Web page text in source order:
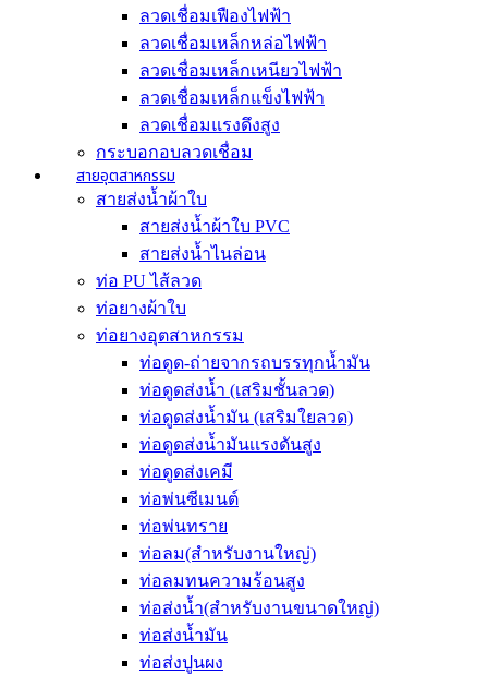
ลวดเชื่อมเฟืองไฟฟ้า
ลวดเชื่อมเหล็กหล่อไฟฟ้า
ลวดเชื่อมเหล็กเหนียวไฟฟ้า
ลวดเชื่อมเหล็กแข็งไฟฟ้า
ลวดเชื่อมแรงดึงสูง
กระบอกอบลวดเชื่อม
สายอุตสาหกรรม
สายส่งน้ำผ้าใบ
สายส่งน้ำผ้าใบ PVC
สายส่งน้ำไนล่อน
ท่อ PU ไส้ลวด
ท่อยางผ้าใบ
ท่อยางอุตสาหกรรม
ท่อดูด-ถ่ายจากรถบรรทุกน้ำมัน
ท่อดูดส่งน้ำ (เสริมชั้นลวด)
ท่อดูดส่งน้ำมัน (เสริมใยลวด)
ท่อดูดส่งน้ำมันเเรงดันสูง
ท่อดูดส่งเคมี
ท่อพ่นซีเมนต์
ท่อพ่นทราย
ท่อลม(สำหรับงานใหญ่)
ท่อลมทนความร้อนสูง
ท่อส่งน้ำ(สำหรับงานขนาดใหญ่)
ท่อส่งน้ำมัน
ท่อส่งปูนผง